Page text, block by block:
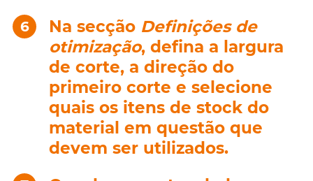
Na secção Definições de
otimização, defina a largura
de corte, a direção do
primeiro corte e selecione
quais os itens de stock do
material em questão que
devem ser utilizados.